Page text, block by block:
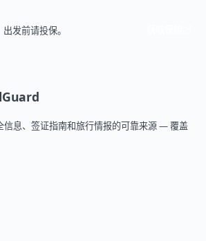
出发前请投保。
信息、签证指南和旅行情报的可靠来源 — 覆盖